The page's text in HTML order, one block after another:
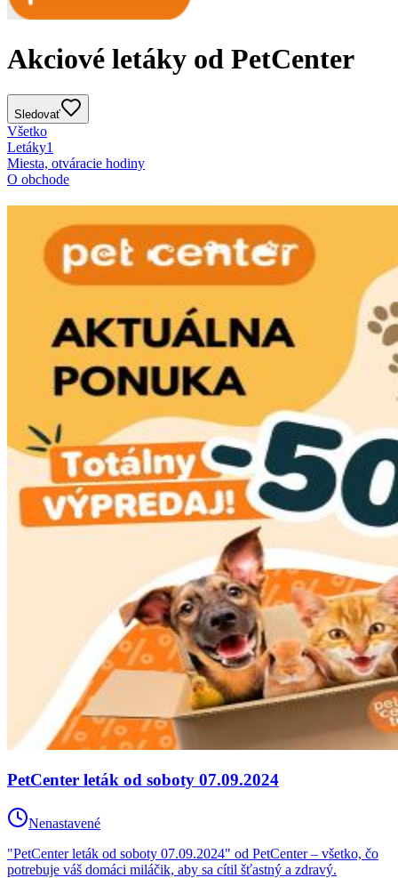
Akciové letáky od PetCenter
Sledovať
Všetko
Letáky1
Miesta, otváracie hodiny
O obchode
PetCenter leták od soboty 07.09.2024
Nenastavené
"PetCenter leták od soboty 07.09.2024" od PetCenter – všetko, čo
potrebuje váš domáci miláčik, aby sa cítil šťastný a zdravý.